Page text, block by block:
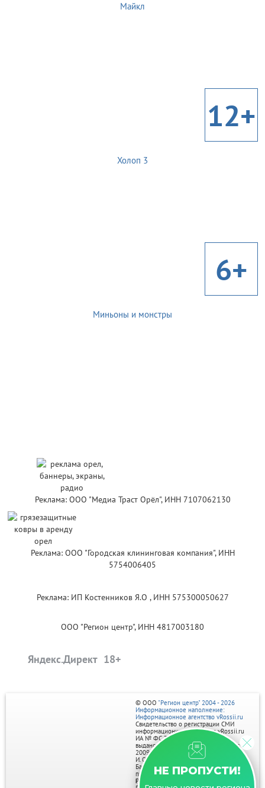
Майкл
12+
Холоп 3
6+
Миньоны и монстры
Реклама: ООО "Медиа Траст Орёл", ИНН 7107062130
Реклама: ООО "Городская клининговая компания", ИНН
5754006405
Реклама: ИП Костенников Я.О , ИНН 575300050627
ООО "Регион центр", ИНН 4817003180
Яндекс.Директ
НЕ ПРОПУСТИ!
© ООО "Регион центр" 2004 - 2026
Информационное наполнение:
Информационное агентство vRossii.ru
Свидетельство о регистрации СМИ
информационного агентства vRossii.ru
ИА № ФС 77‑35502
выдано РОСКОМНАДЗОРом 04 марта
2009г.
И. О. Главного редактора Нарыков А. Н.
Баннеры на портале размещаются на
правах рекламы.
Реклама на портале: